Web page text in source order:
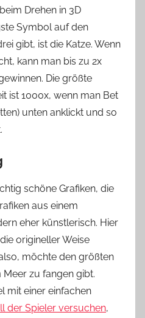
Drehen in 3D
Symbol auf den
gibt, ist die Katze. Wenn
kann man bis zu 2x
Die größte
ist 1000x, wenn man Bet
unten anklickt und so
schöne Grafiken, die
aus einem
eher künstlerisch. Hier
origineller Weise
möchte den größten
Meer zu fangen gibt.
mit einer einfachen
der Spieler versuchen,